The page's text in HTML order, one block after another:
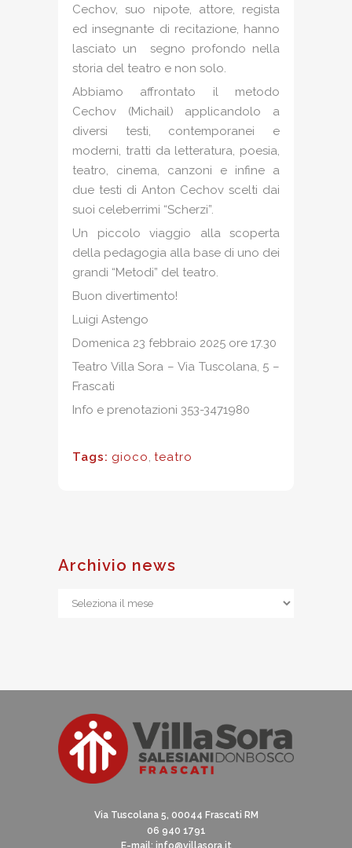
Cechov, suo nipote, attore, regista
ed insegnante di recitazione, hanno
lasciato un segno profondo nella
storia del teatro e non solo.
Abbiamo affrontato il metodo
Cechov (Michail) applicandolo a
diversi testi, contemporanei e
moderni, tratti da letteratura, poesia,
teatro, cinema, canzoni e infine a
due testi di Anton Cechov scelti dai
suoi celeberrimi “Scherzi”.
Un piccolo viaggio alla scoperta
della pedagogia alla base di uno dei
grandi “Metodi” del teatro.
Buon divertimento!
Luigi Astengo
Domenica 23 febbraio 2025 ore 17.30
Teatro Villa Sora – Via Tuscolana, 5 –
Frascati
Info e prenotazioni 353-3471980
Tags: gioco, teatro
Archivio news
Archivio
Via Tuscolana 5, 00044 Frascati RM
06 940 1791